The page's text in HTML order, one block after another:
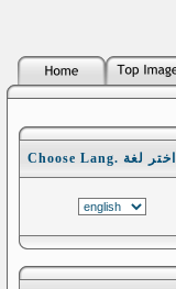
Choose Lang. اختر لغة